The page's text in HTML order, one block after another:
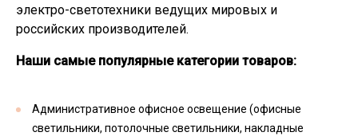
электро-светотехники ведущих мировых и
российских производителей.
Наши самые популярные категории товаров:
Административное офисное освещение (офисные
светильники, потолочные светильники, накладные